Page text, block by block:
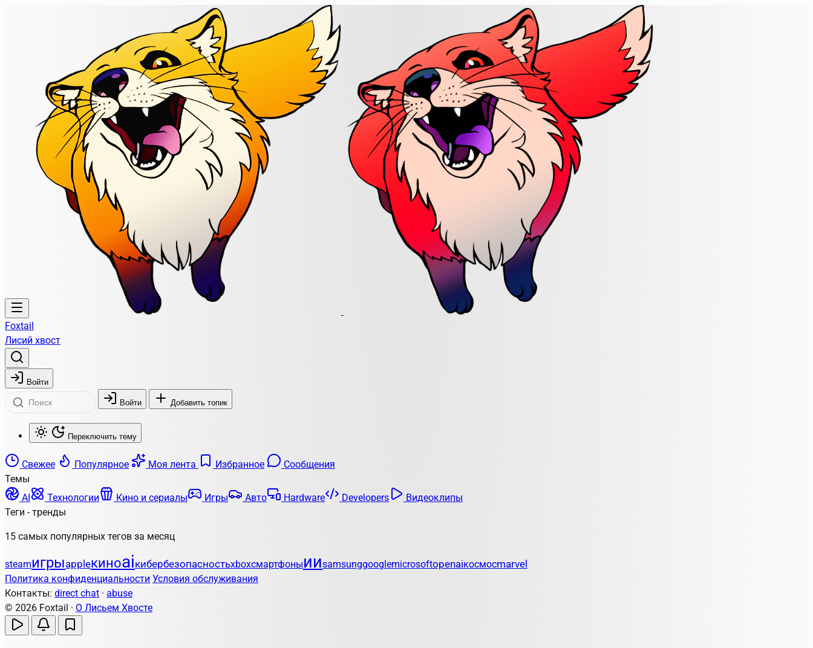
Foxtail
Лисий хвост
Войти
Войти Добавить топик
Переключить тему
Свежее Популярное Моя лента Избранное
Сообщения
Темы
AI
Технологии Кино и сериалы Игры Авто Hardware Developers
Видеоклипы
Теги - тренды
15 самых популярных тегов за месяц
steamигрыappleкиноaiкибербезопасностьxboxсмартфоныииsamsunggooglemicrosoftopenaiкосмосmarvel
Политика конфиденциальности Условия обслуживания
Контакты: direct chat · abuse
© 2026 Foxtail · О Лисьем Хвосте